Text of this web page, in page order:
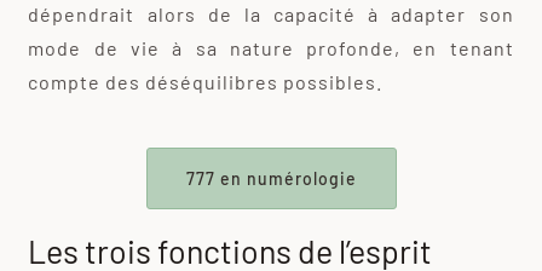
dépendrait alors de la capacité à adapter son
mode de vie à sa nature profonde, en tenant
compte des déséquilibres possibles.
777 en numérologie
Les trois fonctions de l’esprit